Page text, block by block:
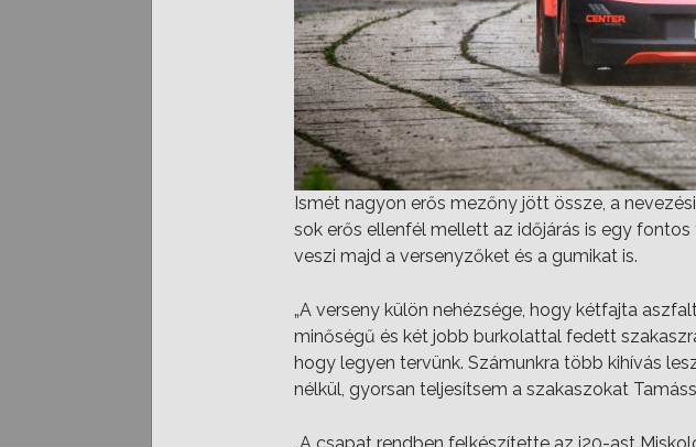
Ismét nagyon erős mezőny jött össze, a
sok erős ellenfél mellett az időjárás is egy
veszi majd a versenyzőket és a gumikat is.
„A verseny külön nehézsége, hogy kétfajta
minőségű és két jobb burkolattal fedett
hogy legyen tervünk. Számunkra több kihívás
nélkül, gyorsan teljesítsem a szakaszokat